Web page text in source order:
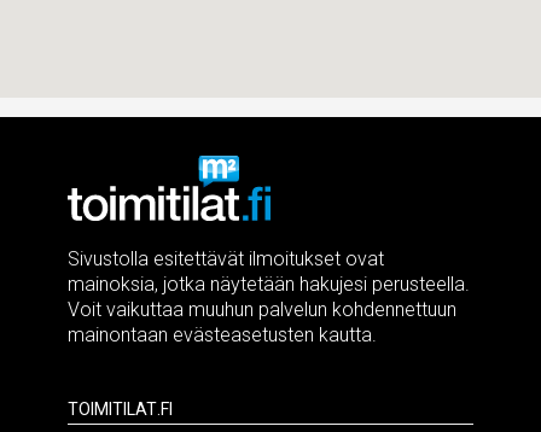
Sivustolla esitettävät ilmoitukset ovat
mainoksia, jotka näytetään hakujesi perusteella.
Voit vaikuttaa muuhun palvelun kohdennettuun
mainontaan evästeasetusten kautta.
Toimitilat.fi